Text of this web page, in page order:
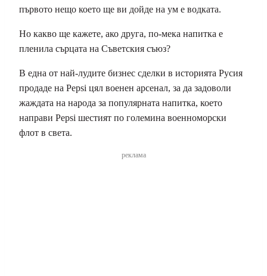
първото нещо което ще ви дойде на ум е водката.
Но какво ще кажете, ако друга, по-мека напитка е
пленила сърцата на Съветския съюз?
В една от най-лудите бизнес сделки в историята Русия
продаде на Pepsi цял военен арсенал, за да задоволи
жаждата на народа за популярната напитка, което
направи Pepsi шестият по големина военноморски
флот в света.
реклама